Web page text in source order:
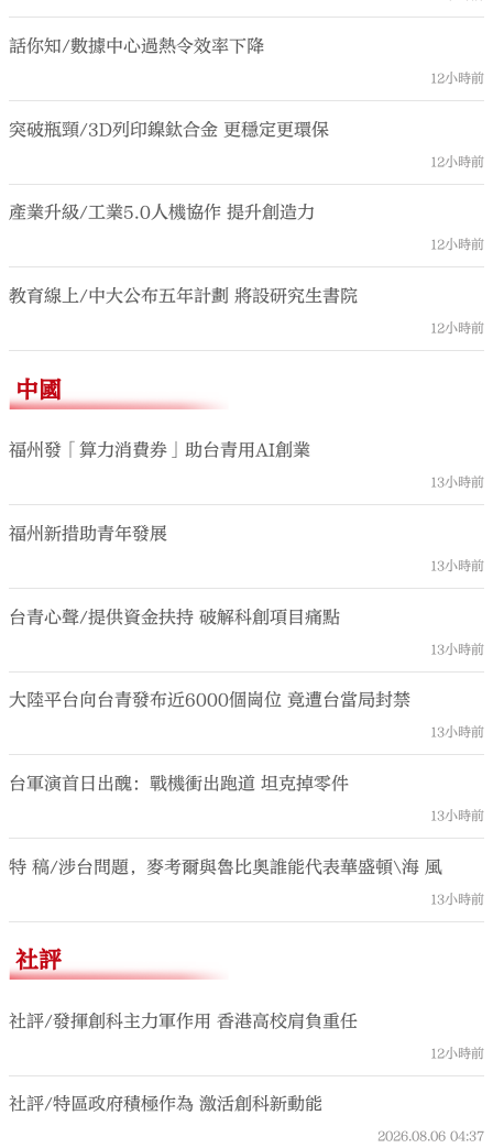
話你知/數據中心過熱令效率下降
12小時前
突破瓶頸/3D列印鎳鈦合金 更穩定更環保
12小時前
產業升級/工業5.0人機協作 提升創造力
12小時前
教育線上/中大公布五年計劃 將設研究生書院
12小時前
中國
福州發「算力消費券」助台青用AI創業
13小時前
福州新措助青年發展
13小時前
台青心聲/提供資金扶持 破解科創項目痛點
13小時前
大陸平台向台青發布近6000個崗位 竟遭台當局封禁
13小時前
台軍演首日出醜：戰機衝出跑道 坦克掉零件
13小時前
特 稿/涉台問題，麥考爾與魯比奧誰能代表華盛頓\海 風
13小時前
社評
社評/發揮創科主力軍作用 香港高校肩負重任
12小時前
社評/特區政府積極作為 激活創科新動能
2026.08.06 04:37